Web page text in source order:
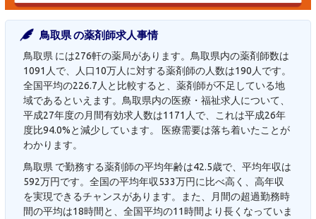
鳥取県 の薬剤師求人事情
鳥取県 には276軒の薬局があります。鳥取県内の薬剤師数は
1091人で、人口10万人に対する薬剤師の人数は190人です。
全国平均の226.7人と比較すると、薬剤師が不足している地
域であるといえます。鳥取県内の医療・福祉求人について、
平成27年度の月間有効求人数は1171人で、これは平成26年
度比94.0%と減少しています。 医療需要は落ち着いたことが
わかります。
鳥取県 で勤務する薬剤師の平均年齢は42.5歳で、平均年収は
592万円です。全国の平均年収533万円に比べ高く、高年収
を実現できるチャンスがあります。また、月間の超過勤務時
間の平均は18時間と、全国平均の11時間より長くなっていま